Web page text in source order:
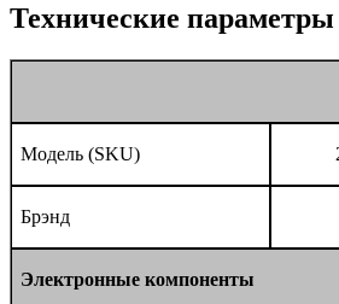
Технические параметры
Модель (SKU)
Брэнд
Электронные компоненты